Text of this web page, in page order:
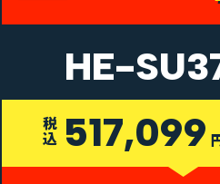
HE-
税込 517,099